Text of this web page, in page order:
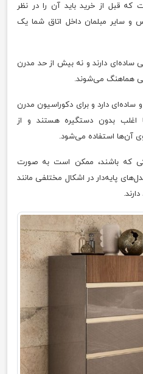
قبل از خرید باید آن را در نظر
و سایر مبلمان داخل اتاق شما یک
ساده‌ای دارند و نه بیش از حد مدرن
هماهنگ می‌شوند.
دارد و برای دکوراسیون مدرن
بدون دستگیره هستند و از
آن‌ها استفاده می‌شود.
که باشند، ممکن است به صورت
پایه‌دار در اشکال مختلفی مانند